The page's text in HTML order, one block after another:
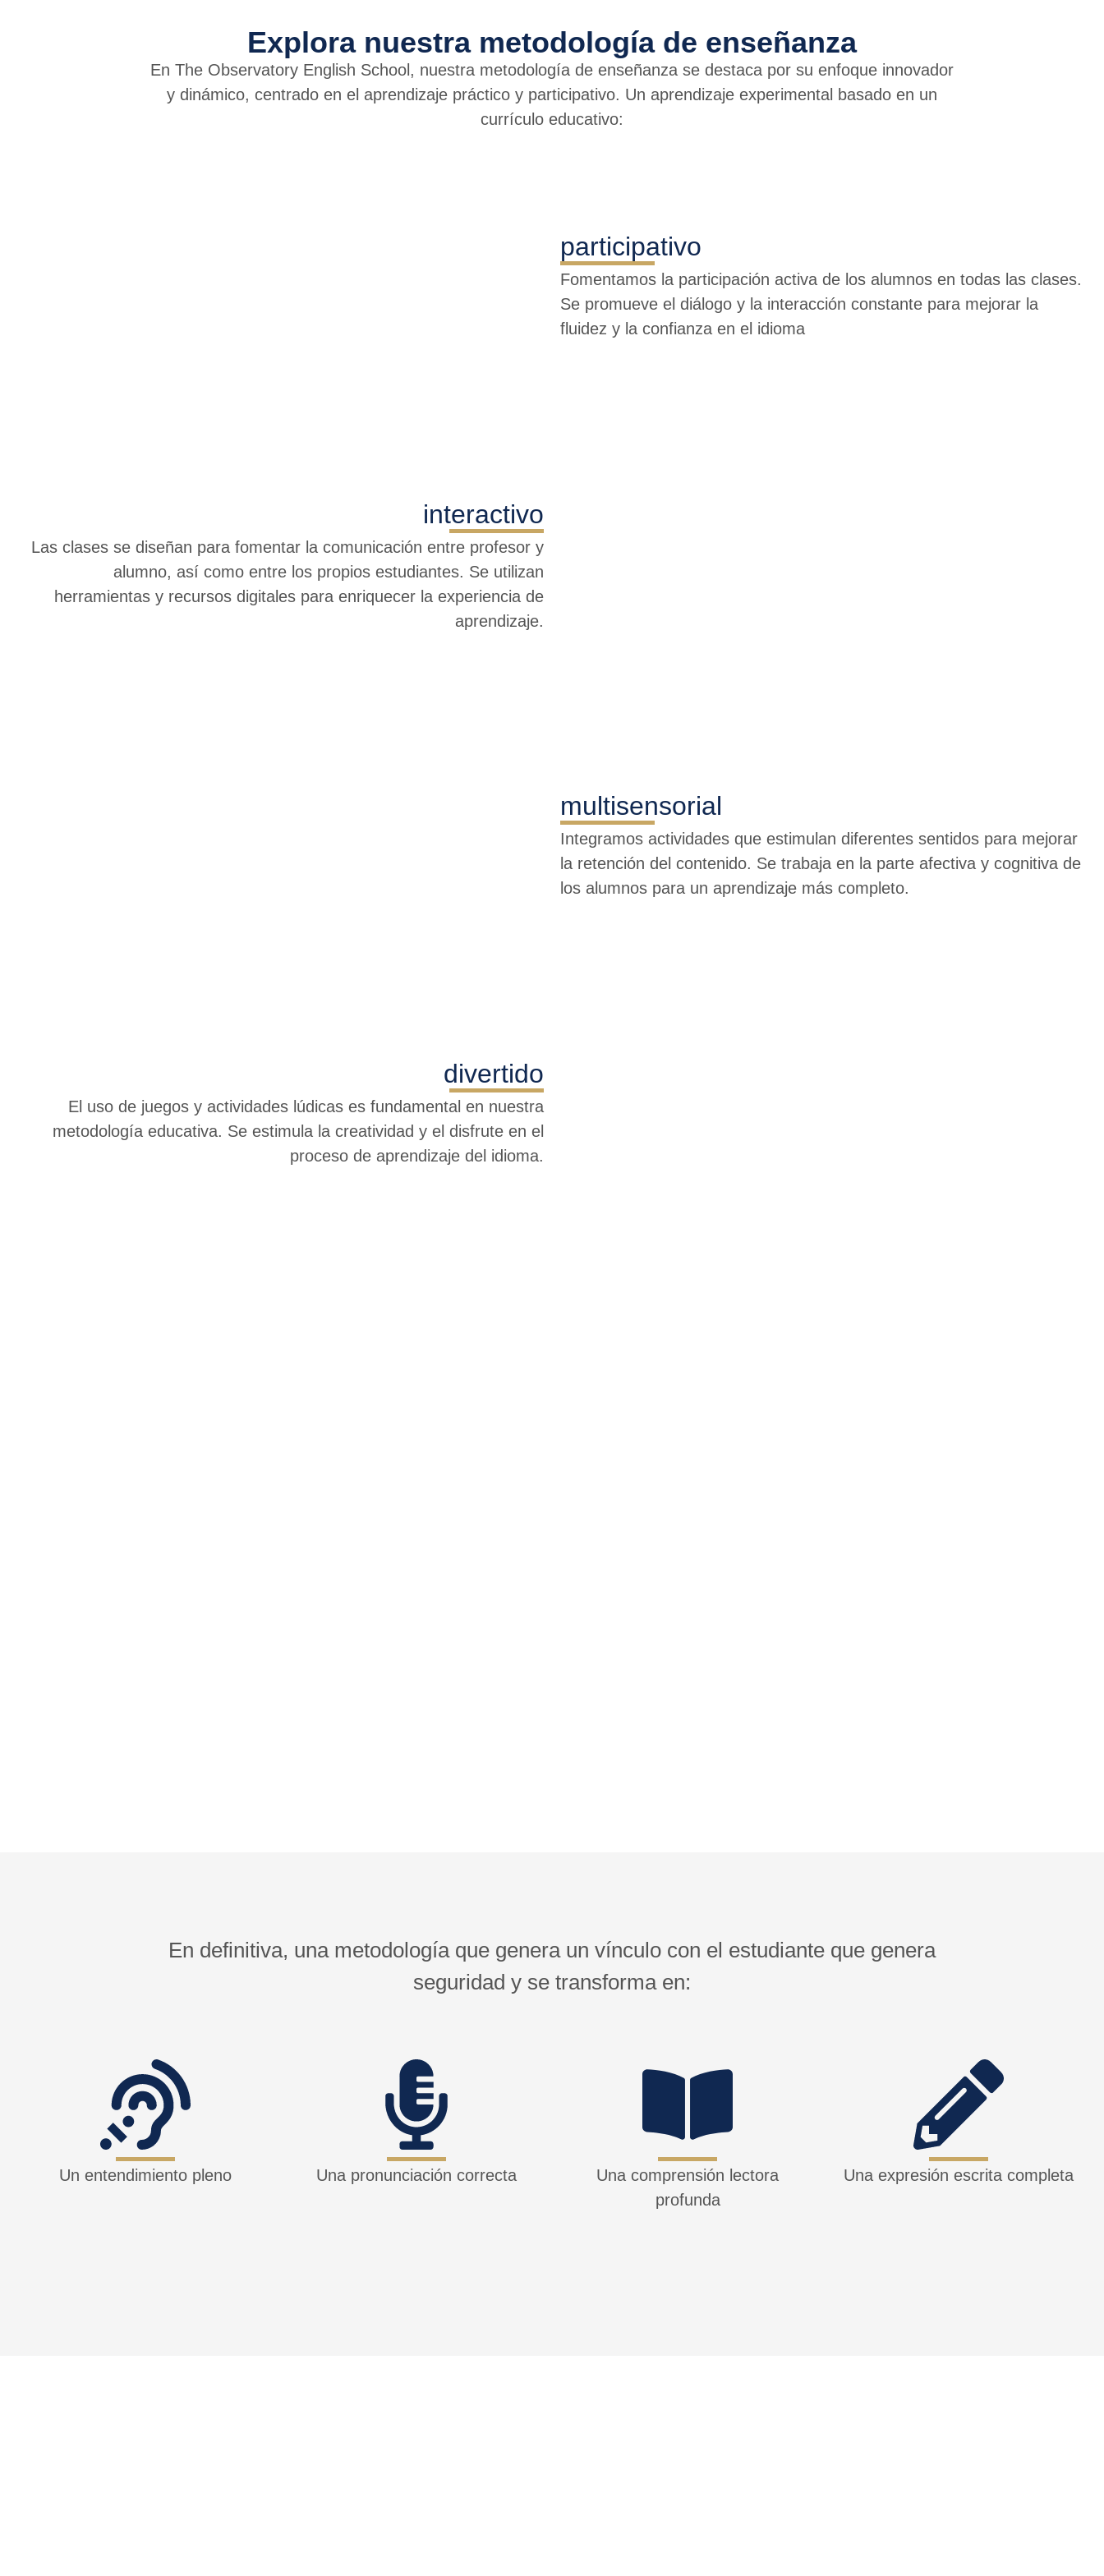
Explora nuestra metodología de enseñanza
En The Observatory English School, nuestra metodología de enseñanza se destaca por su enfoque innovador
y dinámico, centrado en el aprendizaje práctico y participativo. Un aprendizaje experimental basado en un
currículo educativo:
participativo
Fomentamos la participación activa de los alumnos en todas las clases.
Se promueve el diálogo y la interacción constante para mejorar la
fluidez y la confianza en el idioma
interactivo
Las clases se diseñan para fomentar la comunicación entre profesor y
alumno, así como entre los propios estudiantes. Se utilizan
herramientas y recursos digitales para enriquecer la experiencia de
aprendizaje.
multisensorial
Integramos actividades que estimulan diferentes sentidos para mejorar
la retención del contenido. Se trabaja en la parte afectiva y cognitiva de
los alumnos para un aprendizaje más completo.
divertido
El uso de juegos y actividades lúdicas es fundamental en nuestra
metodología educativa. Se estimula la creatividad y el disfrute en el
proceso de aprendizaje del idioma.
En definitiva, una metodología que genera un vínculo con el estudiante que genera
seguridad y se transforma en:
Un entendimiento pleno Una pronunciación correcta
Una comprensión lectora
profunda
Una expresión escrita completa